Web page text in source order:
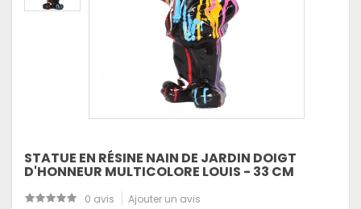
STATUE EN RÉSINE NAIN DE JARDIN DOIGT
D'HONNEUR MULTICOLORE LOUIS - 33 CM
0 avis Ajouter un avis